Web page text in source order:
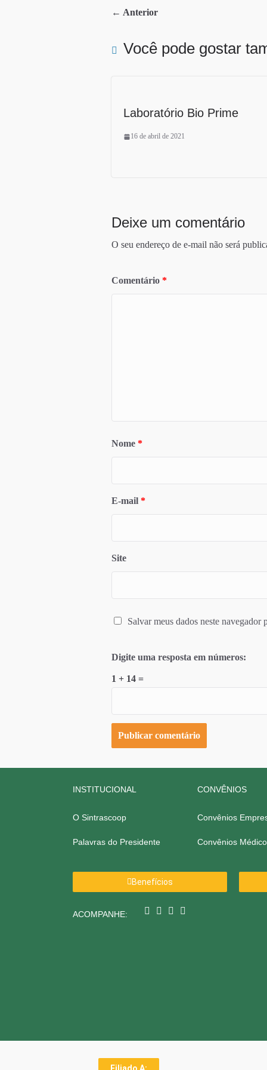
ok
← Anterior
Você pode gostar
Laboratório Bio Prime
16 de abril de 2021
Deixe um comentário
O seu endereço de e-mail não será
Comentário *
Nome *
E-mail *
Site
Salvar meus dados neste navegador
Digite uma resposta em números:
1 + 14 =
INSTITUCIONAL
O Sintrascoop
Palavras do Presidente
CONVÊNIOS
Convênios
Convênios
Benefícios
ACOMPANHE: